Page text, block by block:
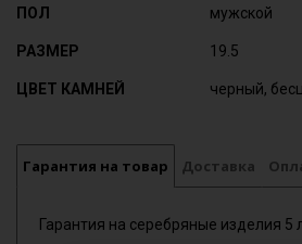
ПОЛ мужской
РАЗМЕР 19.5
ЦВЕТ КАМНЕЙ черный,
Гарантия на товар Доставка
Гарантия на серебряные изделия 5